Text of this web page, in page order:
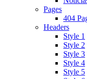
Pages
404
Headers
Style 1
Style 2
Style 3
Style 4
Style 5